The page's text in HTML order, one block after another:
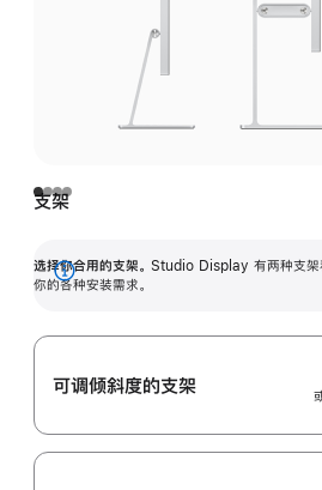
支架
选择你合用的支架。 Studio Display 有两种支架
你的各种安装需求。
展
可调倾斜度的支架